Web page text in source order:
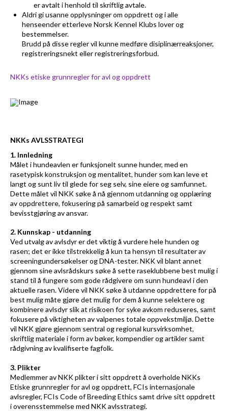
er avtalt i henhold til skriftlig avtale.
Aldri gi usanne opplysninger om oppdrett og i alle
henseender etterleve Norsk Kennel Klubs lover og
bestemmelser.
Brudd på disse regler vil kunne medføre disiplinærreaksjoner,
registreringsnekt eller registreringsforbud.
NKKs etiske grunnregler for avl og oppdrett
NKKs AVLSSTRATEGI
1. Innledning
Målet i hundeavlen er funksjonelt sunne hunder, med en
rasetypisk konstruksjon og mentalitet, hunder som kan leve et
langt og sunt liv til glede for seg selv, sine eiere og samfunnet.
Dette målet vil NKK søke å nå gjennom utdanning og opplæring
av oppdrettere, fokusering på samarbeid og respekt samt
bevisstgjøring av ansvar.
2. Kunnskap - utdanning
Ved utvalg av avlsdyr er det viktig å vurdere hele hunden og
rasen; det er ikke tilstrekkelig å kun ta hensyn til resultater av
screeningundersøkelser og DNA-tester. NKK vil blant annet
gjennom sine avlsrådskurs søke å sette raseklubbene best mulig i
stand til å fungere som gode rådgivere om sunn hundeavl i den
aktuelle rasen. Videre vil NKK søke å utdanne oppdrettere for på
best mulig måte gjøre det mulig for dem å kunne selektere og
kombinere avlsdyr slik at risikoen for syke avkom reduseres, samt
fokusere på viktigheten av valpenes totale oppvekstmiljø. Dette
vil NKK gjøre gjennom sentral og regional kursvirksomhet,
skriftlig materiale i form av bøker, kompendier og artikler samt
rådgivning av kvalifiserte fagfolk.
3. Plikter
Medlemmer av NKK plikter i sitt oppdrett å overholde NKKs
Etiske grunnregler for avl og oppdrett, FCIs internasjonale
avlsregler, FCIs Code of Breeding Ethics samt drive sitt oppdrett
i overensstemmelse med NKK avlsstrategi.